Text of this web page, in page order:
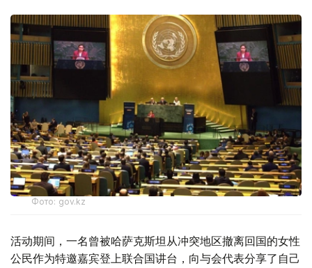
Фото: gov.kz
活动期间，一名曾被哈萨克斯坦从冲突地区撤离回国的女性
公民作为特邀嘉宾登上联合国讲台，向与会代表分享了自己